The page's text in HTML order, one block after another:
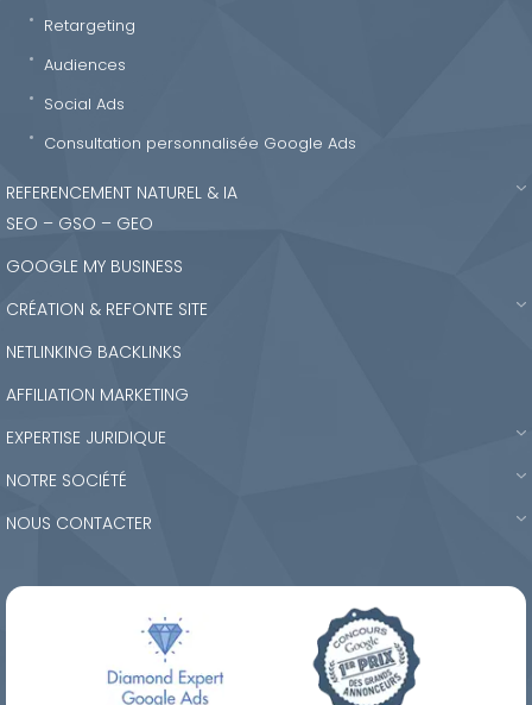
Retargeting
Audiences
Social Ads
Consultation personnalisée Google Ads
REFERENCEMENT NATUREL & IA
SEO – GSO – GEO
GOOGLE MY BUSINESS
CRÉATION & REFONTE SITE
NETLINKING BACKLINKS
AFFILIATION MARKETING
EXPERTISE JURIDIQUE
NOTRE SOCIÉTÉ
NOUS CONTACTER